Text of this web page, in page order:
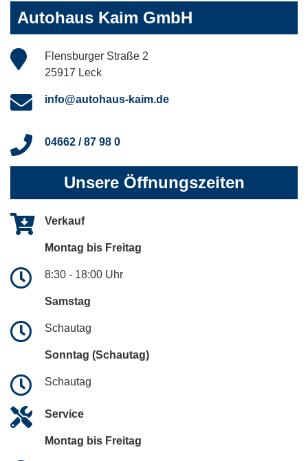
Autohaus Kaim GmbH
Flensburger Straße 2
25917 Leck
info@autohaus-kaim.de
04662 / 87 98 0
Unsere Öffnungszeiten
Verkauf
Montag bis Freitag
8:30 - 18:00 Uhr
Samstag
Schautag
Sonntag (Schautag)
Schautag
Service
Montag bis Freitag